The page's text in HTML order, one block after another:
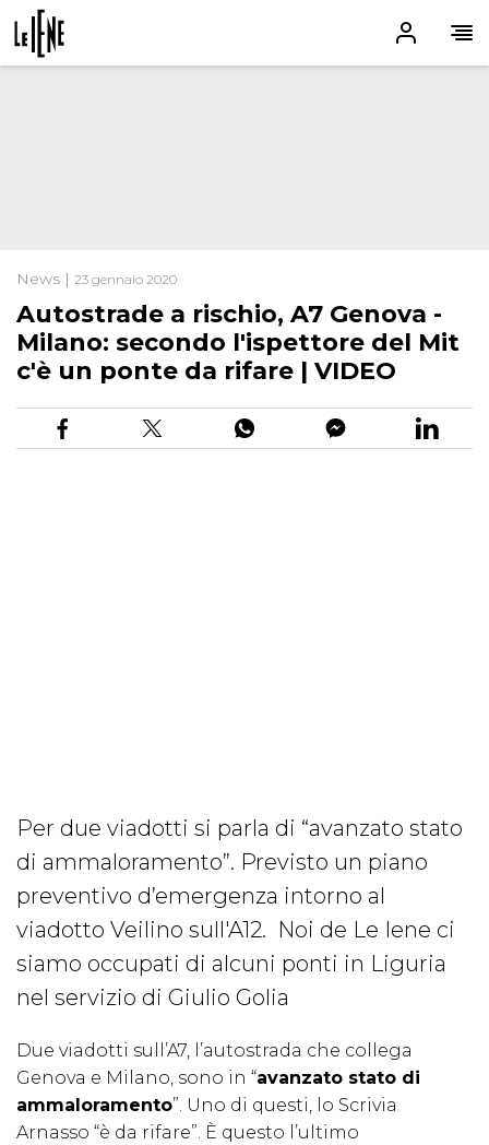
News | 23 gennaio 2020
Autostrade a rischio, A7 Genova -
Milano: secondo l'ispettore del Mit
c'è un ponte da rifare | VIDEO
Per due viadotti si parla di “avanzato stato
di ammaloramento”. Previsto un piano
preventivo d’emergenza intorno al
viadotto Veilino sull'A12. Noi de Le Iene ci
siamo occupati di alcuni ponti in Liguria
nel servizio di Giulio Golia
Due viadotti sull’A7, l’autostrada che collega
Genova e Milano, sono in “avanzato stato di
ammaloramento”. Uno di questi, lo Scrivia
Arnasso “è da rifare”. È questo l’ultimo